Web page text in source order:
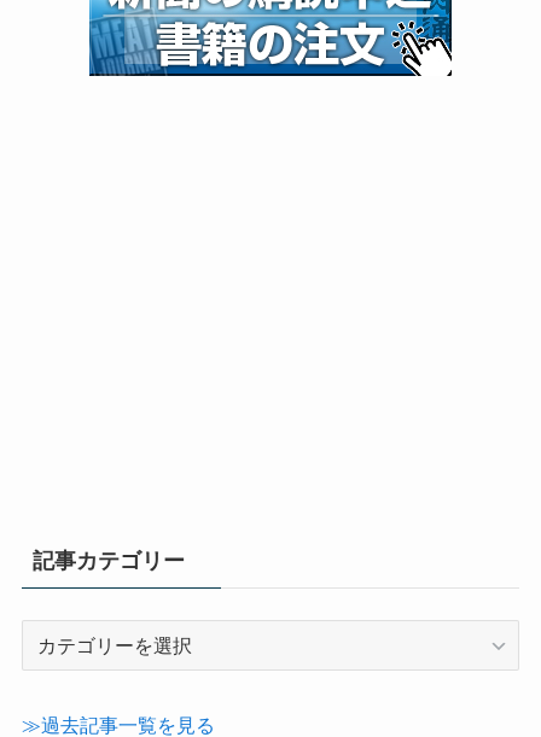
記事カテゴリー
テ
≫過去記事一覧を見る